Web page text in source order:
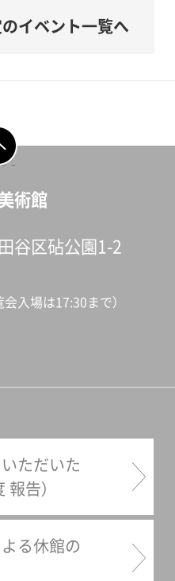
のイベント一覧へ
頭へ戻
術館
谷区砧公園1-2
会入場は17:30まで）
ただいた
告）
る休館の